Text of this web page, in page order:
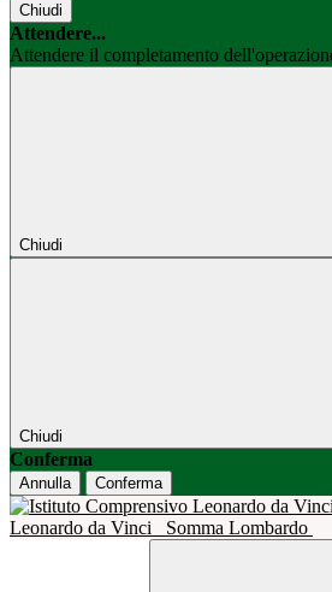
Chiudi
Attendere...
Attendere il completamento
Chiudi
Chiudi
Conferma
Annulla Conferma
Leonardo da Vinci
Somma Lombardo